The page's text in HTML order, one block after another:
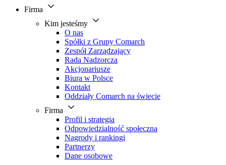
Firma
Kim jesteśmy
O nas
Spółki z Grupy Comarch
Zespół Zarządzający
Rada Nadzorcza
Akcjonariusze
Biura w Polsce
Kontakt
Oddziały Comarch na świecie
Firma
Profil i strategia
Odpowiedzialność społeczna
Nagrody i rankingi
Partnerzy
Dane osobowe